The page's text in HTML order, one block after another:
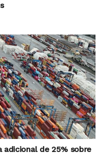
adicional de 25% sobre